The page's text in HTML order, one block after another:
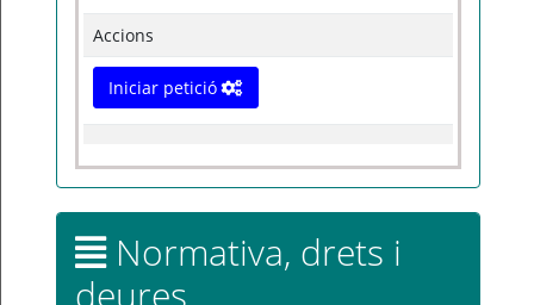
Accions
Iniciar petició
Normativa, drets i
deures